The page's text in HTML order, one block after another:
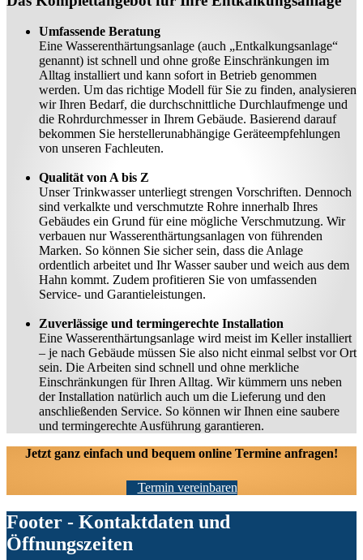
Umfassende Beratung
Eine Wasserenthärtungsanlage (auch „Entkalkungsanlage“
genannt) ist schnell und ohne große Einschränkungen im
Alltag installiert und kann sofort in Betrieb genommen
werden. Um das richtige Modell für Sie zu finden, analysieren
wir Ihren Bedarf, die durchschnittliche Durchlaufmenge und
die Rohrdurchmesser in Ihrem Gebäude. Basierend darauf
bekommen Sie herstellerunabhängige Geräteempfehlungen
von unseren Fachleuten.
Qualität von A bis Z
Unser Trinkwasser unterliegt strengen Vorschriften. Dennoch
sind verkalkte und verschmutzte Rohre innerhalb Ihres
Gebäudes ein Grund für eine mögliche Verschmutzung. Wir
verbauen nur Wasserenthärtungsanlagen von führenden
Marken. So können Sie sicher sein, dass die Anlage
ordentlich arbeitet und Ihr Wasser sauber und weich aus dem
Hahn kommt. Zudem profitieren Sie von umfassenden
Service- und Garantieleistungen.
Zuverlässige und termingerechte Installation
Eine Wasserenthärtungsanlage wird meist im Keller installiert
– je nach Gebäude müssen Sie also nicht einmal selbst vor Ort
sein. Die Arbeiten sind schnell und ohne merkliche
Einschränkungen für Ihren Alltag. Wir kümmern uns neben
der Installation natürlich auch um die Lieferung und den
anschließenden Service. So können wir Ihnen eine saubere
und termingerechte Ausführung garantieren.
Jetzt ganz einfach und bequem online Termine anfragen!
Termin vereinbaren
Footer - Kontaktdaten und
Öffnungszeiten